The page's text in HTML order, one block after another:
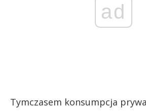
ad
Tymczasem konsumpcja